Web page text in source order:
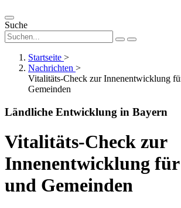
Suche
Startseite >
Nachrichten >
Vitalitäts-Check zur Innenentwicklung
Gemeinden
Ländliche Entwicklung in Bayern
Vitalitäts-Check zur
Innenentwicklung
und Gemeinden